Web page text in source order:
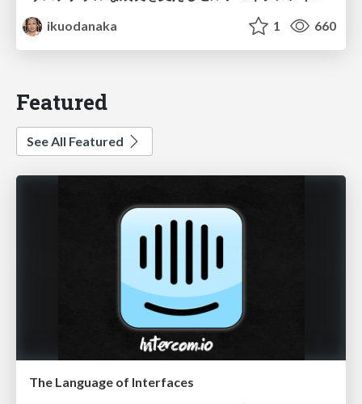
ikuodanaka
1 660
Featured
See All Featured
The Language of Interfaces